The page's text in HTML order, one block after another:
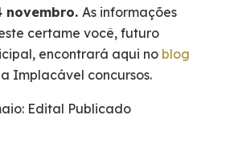
novembro. As informações
certame você, futuro
encontrará aqui no blog
Implacável concursos.
Edital Publicado